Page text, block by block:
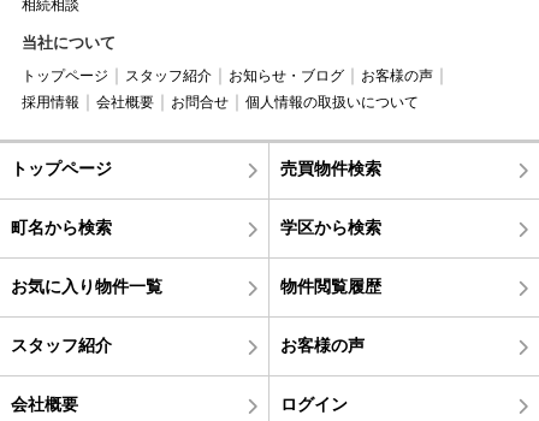
相続相談
当社について
トップページ スタッフ紹介 お知らせ・ブログ
お客様の声
採用情報
会社概要 お問合せ 個人情報の取扱いについて
トップページ 売買物件検索
町名から検索 学区から検索
お気に入り物件一覧 物件閲覧履歴
スタッフ紹介 お客様の声
会社概要 ログイン